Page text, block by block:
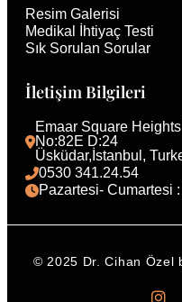
Resim Galerisi
Medikal İhtiyaç Testi
Sık Sorulan Sorular
İletişim Bilgileri
Emaar Square
No:82E D:24
Üsküdar,İstanbul,
0530 341.24.54
Pazartesi- Cumartesi